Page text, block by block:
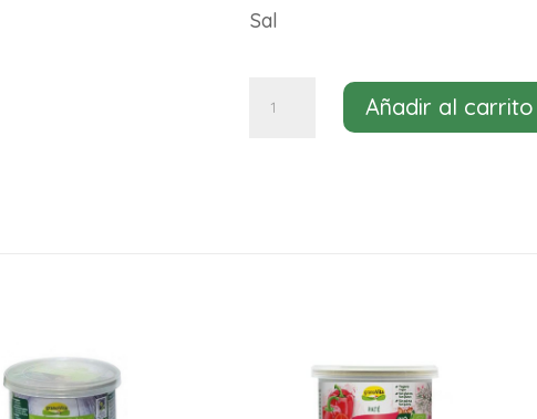
Sal
Añadir al carrito